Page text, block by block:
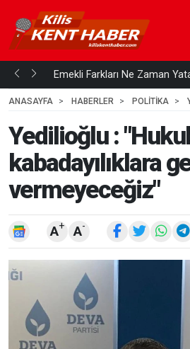
mi... Emekli Farkları Ne Zaman
ANASAYFA
HABERLER POLİTİKA
Yedilioğlu :
kabadayılıklara
vermeyeceğiz"
A+ A-